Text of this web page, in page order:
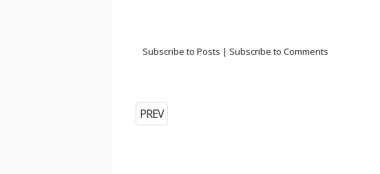
Subscribe to Posts | Subscribe to Comments
PREV